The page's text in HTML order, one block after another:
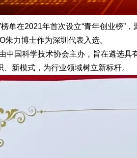
榜单在2021年首次设立“青年创业榜”
朱力博士作为深圳代表入选。
中国科学技术协会主办，旨在遴选
新模式，为行业领域树立新标杆。